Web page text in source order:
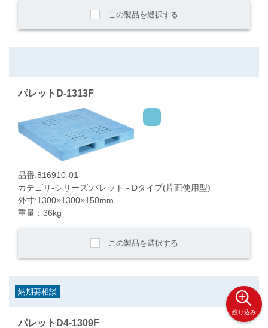
絞り込み
この製品を選択する
パレットD-1313F
品番:816910-01
カテゴリ-シリーズ:パレット - Dタイプ(片面使用型)
外寸:1300×1300×150mm
重量：36kg
この製品を選択する
納期要相談
パレットD4-1309F